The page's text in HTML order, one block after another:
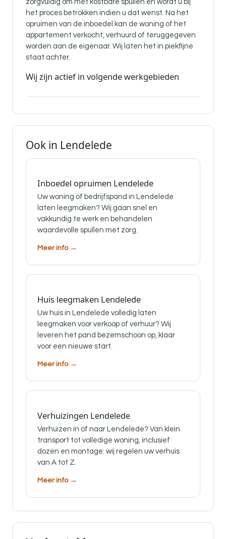
zorgvuldig om met kostbare spullen en wordt u bij
het proces betrokken indien u dat wenst. Na het
opruimen van de inboedel kan de woning of het
appartement verkocht, verhuurd of teruggegeven
worden aan de eigenaar. Wij laten het in piekfijne
staat achter.
Wij zijn actief in volgende werkgebieden
Ook in Lendelede
Inboedel opruimen Lendelede
Uw woning of bedrijfspand in Lendelede
laten leegmaken? Wij gaan snel en
vakkundig te werk en behandelen
waardevolle spullen met zorg.
Meer info →
Huis leegmaken Lendelede
Uw huis in Lendelede volledig laten
leegmaken voor verkoop of verhuur? Wij
leveren het pand bezemschoon op, klaar
voor een nieuwe start.
Meer info →
Verhuizingen Lendelede
Verhuizen in of naar Lendelede? Van klein
transport tot volledige woning, inclusief
dozen en montage: wij regelen uw verhuis
van A tot Z.
Meer info →